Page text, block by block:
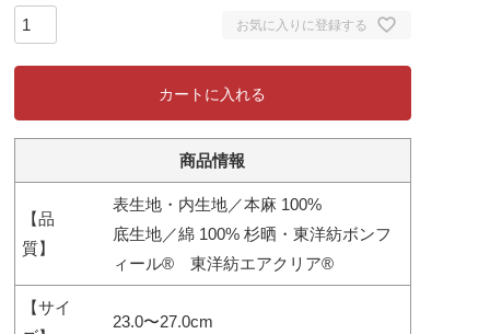
お気に入りに登録する
カートに入れる
商品情報
【品
質】
表生地・内生地／本麻 100%
底生地／綿 100% 杉晒・東洋紡ボンフ
ィール® 東洋紡エアクリア®
【サイ
23.0〜27.0cm